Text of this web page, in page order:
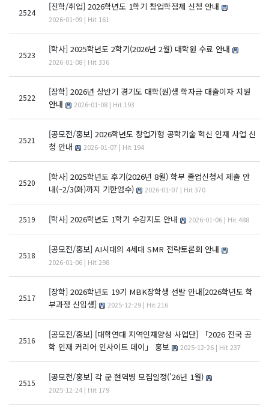
2524
[진학/취업] 2026학년도 1학기 창업학점제 신청 안내
2026-01-09 | Hit 161
2523
[학사] 2025학년도 2학기(2026년 2월) 대학원 수료 안내
2026-01-08 | Hit 336
2522
[장학] 2026년 상반기 경기도 대학(원)생 학자금 대출이자 지원
안내
2026-01-08 | Hit 193
2521
[공모전/홍보] 2026학년도 창업가형 공학기술 혁신 인재 사업 신
청 안내
2026-01-07 | Hit 194
2520
[학사] 2025학년도 후기(2026년 8월) 학부 졸업신청서 제출 안
내(~2/3(화)까지 기한엄수)
2026-01-07 | Hit 370
2519 [학사] 2026학년도 1학기 수강지도 안내 2026-01-06 | Hit 488
2518
[공모전/홍보] AI시대의 4세대 SMR 전략토론회 안내
2026-01-06 | Hit 298
2517
[장학] 2026학년도 19기 MBK장학생 선발 안내[2026학년도 학
부과정 신입생]
2025-12-29 | Hit 216
2516
[공모전/홍보] [대학연대 지역인재양성 사업단] 「2026 전국 공
학 인재 커리어 인사이트 데이」 홍보
2025-12-26 | Hit 237
2515
[공모전/홍보] 각 군 현역병 모집일정('26년 1월)
2025-12-24 | Hit 179